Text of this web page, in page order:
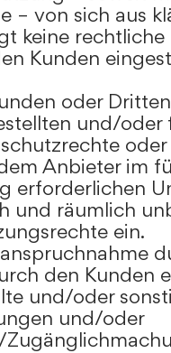
– von sich aus
keine
Kunden
oder
und/
Anbieter im
erforderlichen
und räumlich
ein.
den Kunden
und/oder
und/oder